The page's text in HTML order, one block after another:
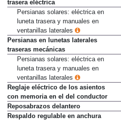
trasera eléctrica
Persianas solares: eléctrica en
luneta trasera y manuales en
ventanillas laterales
Persianas en lunetas laterales
traseras mecánicas
Persianas solares: eléctrica en
luneta trasera y manuales en
ventanillas laterales
Reglaje eléctrico de los asientos
con memoria en el del conductor
Reposabrazos delantero
Respaldo regulable en anchura